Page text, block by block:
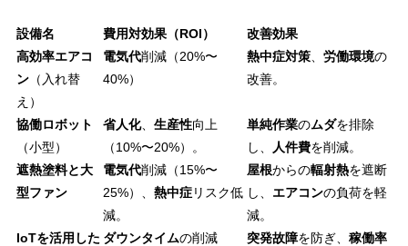
設備名 費用対効果（ROI）
改善効果
高効率エアコ
ン（入れ替
え）
電気代削減（20%〜
40%）
熱中症対策、 労働環境の
改善。
協働ロボット
（小型）
省人化、 生産性向上
（10%〜20%）。
単純作業のムダを排除
し、
人件費を削減。
遮熱塗料と大
型ファン
電気代削減（15%〜
25%）、 熱中症リスク低
減。
屋根からの輻射熱を遮断
し、 エアコンの負荷を軽
減。
IoTを活用した ダウンタイムの削減
突発故障を防ぎ、 稼働率